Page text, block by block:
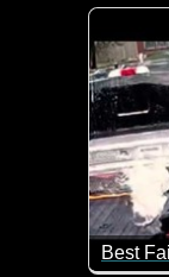
Der
Best